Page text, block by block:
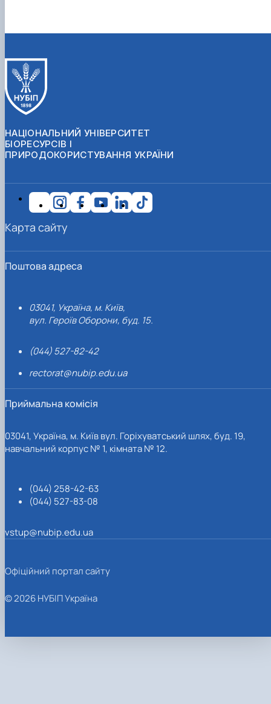
НАЦІОНАЛЬНИЙ УНІВЕРСИТЕТ
БІОРЕСУРСІВ І
ПРИРОДОКОРИСТУВАННЯ УКРАЇНИ
Поштова адреса
03041, Україна, м. Київ,
вул. Героїв Оборони, буд. 15.
(044) 527-82-42
rectorat@nubip.edu.ua
Приймальна комісія
03041, Україна, м. Київ вул. Горіхуватський шлях, буд. 19,
навчальний корпус № 1, кімната № 12.
(044) 258-42-63
(044) 527-83-08
vstup@nubip.edu.ua
Карта сайту
Офіційний портал сайту
© 2026 НУБІП Україна